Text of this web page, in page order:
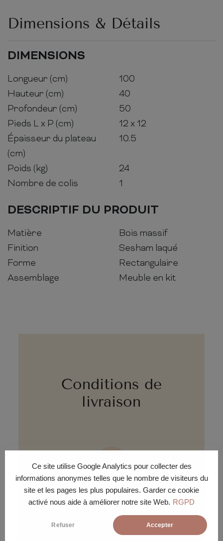
Ce site utilise Google Analytics pour collecter des
informations anonymes telles que le nombre de visiteurs du
site et les pages les plus populaires. Garder ce cookie
activé nous aide à améliorer notre site Web. RGPD
Refuser Accepter
Dimensions & Détails
DIMENSIONS
Longueur (cm)
100
Hauteur (cm)
40
Profondeur (cm)
50
Pieds L x P (cm)
12 x 12
Épaisseur du plateau
(cm)
10.5
Poids (kg)
24
Nombre de colis
1
DESCRIPTIF DU PRODUIT
Matière
Bois massif
Finition
Sesham laqué
Forme
Rectangulaire
Assemblage
Meuble en kit
Conditions de
livraison
LIVRAISON ÉCO
Livraison gratuite sous 30 jours
ouvrés en pas de porte ou pied
d'immeuble.